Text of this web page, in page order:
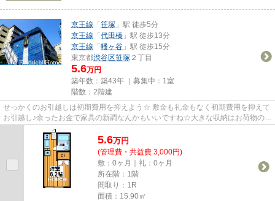
京王線 「笹塚 」駅 徒歩5分
京王線 「代田橋 」駅 徒歩13分
京王線 「幡ヶ谷 」駅 徒歩15分
東京都渋谷区笹塚 ２丁目
5.6万円
築年数：築43年 ｜募集中： 1室
階数：2階建
せっかくのお引越しは初期費用を抑えよう☆ 敷金も礼金もなく初期費用を抑えて
お引越し♪余ったお金で家具の新調なんかもいいですね☆大きな収納はお荷物の多
い方も安心です♪落ち着いた住...
5.6万円
(管理費・共益費 3,000円)
敷：0ヶ月｜礼：0ヶ月
所在階：1階
間取り：1R
面積：15.90㎡